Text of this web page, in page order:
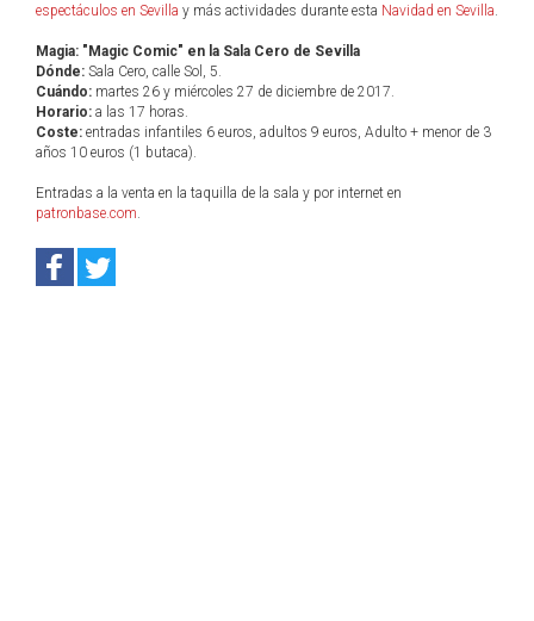
espectáculos en Sevilla y más actividades durante esta Navidad en Sevilla.
Magia: "Magic Comic" en la Sala Cero de Sevilla
Dónde: Sala Cero, calle Sol, 5.
Cuándo: martes 26 y miércoles 27 de diciembre de 2017.
Horario: a las 17 horas.
Coste: entradas infantiles 6 euros, adultos 9 euros, Adulto + menor de 3
años 10 euros (1 butaca).
Entradas a la venta en la taquilla de la sala y por internet en
patronbase.com.